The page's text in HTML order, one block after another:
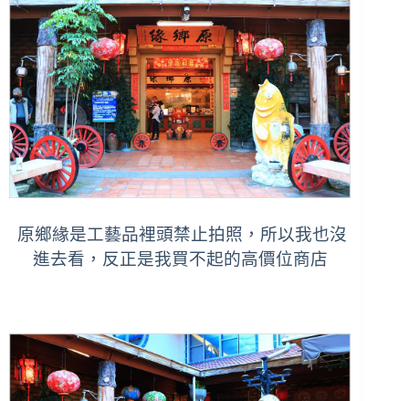
原鄉緣是工藝品裡頭禁止拍照，所以我也沒
進去看，反正是我買不起的高價位商店